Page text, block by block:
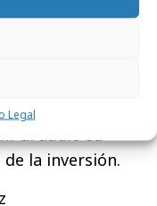
Legal
como los
o las redes
para lo que
de
al audio su
la inversión.